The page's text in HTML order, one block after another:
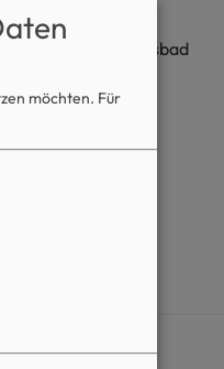
Bad Alexandersbad
möchten. Für